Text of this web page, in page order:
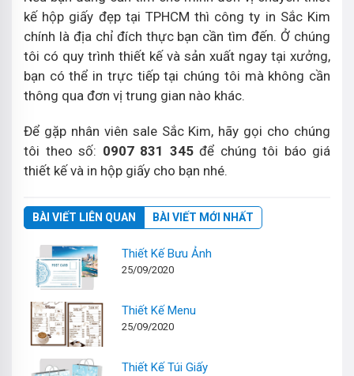
kế hộp giấy đẹp tại TPHCM thì công ty in Sắc Kim
chính là địa chỉ đích thực bạn cần tìm đến. Ở chúng
tôi có quy trình thiết kế và sản xuất ngay tại xưởng,
bạn có thể in trực tiếp tại chúng tôi mà không cần
thông qua đơn vị trung gian nào khác.
Để gặp nhân viên sale Sắc Kim, hãy gọi cho chúng
tôi theo số: 0907 831 345để chúng tôi báo giá
thiết kế và in hộp giấy cho bạn nhé.
BÀI VIẾT LIÊN QUAN BÀI VIẾT MỚI NHẤT
Thiết Kế Bưu Ảnh
25/09/2020
Thiết Kế Menu
25/09/2020
Thiết Kế Túi Giấy